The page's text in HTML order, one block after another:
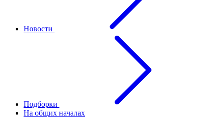
Новости
Подборки
На общих началах